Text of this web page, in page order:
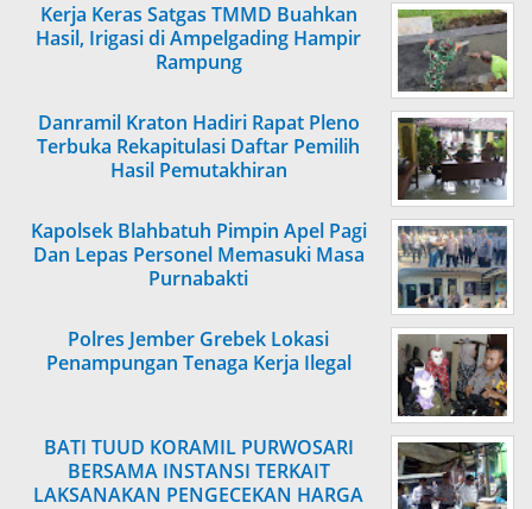
Kerja Keras Satgas TMMD Buahkan
Hasil, Irigasi di Ampelgading Hampir
Rampung
Danramil Kraton Hadiri Rapat Pleno
Terbuka Rekapitulasi Daftar Pemilih
Hasil Pemutakhiran
Kapolsek Blahbatuh Pimpin Apel Pagi
Dan Lepas Personel Memasuki Masa
Purnabakti
Polres Jember Grebek Lokasi
Penampungan Tenaga Kerja Ilegal
BATI TUUD KORAMIL PURWOSARI
BERSAMA INSTANSI TERKAIT
LAKSANAKAN PENGECEKAN HARGA